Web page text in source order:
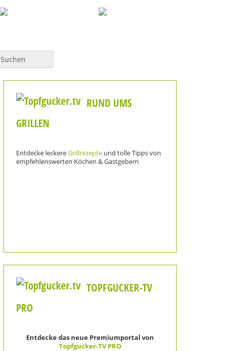
Suchen
RUND UMS
GRILLEN
Entdecke leckereGrillrezepte und tolle Tipps von
empfehlenswerten Köchen & Gastgebern
TOPFGUCKER-TV
PRO
Entdecke das neue Premiumportal von
Topfgucker-TV PRO